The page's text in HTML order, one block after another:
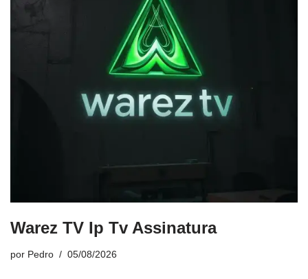
Warez TV Ip Tv Assinatura
por Pedro 05/08/2026